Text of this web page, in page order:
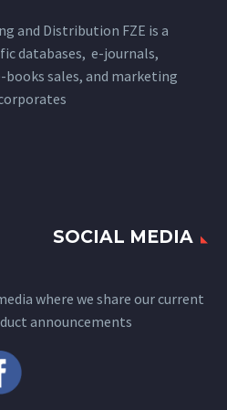
and Distribution FZE is a
databases, e-journals,
sales, and marketing
SOCIAL MEDIA
where we share our current
announcements.